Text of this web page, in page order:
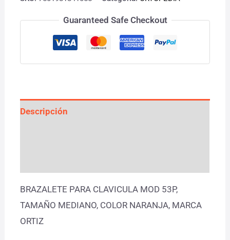
Guaranteed Safe Checkout
Descripción
BRAZALETE PARA CLAVICULA MOD 53P,
TAMAÑO MEDIANO, COLOR NARANJA, MARCA
ORTIZ